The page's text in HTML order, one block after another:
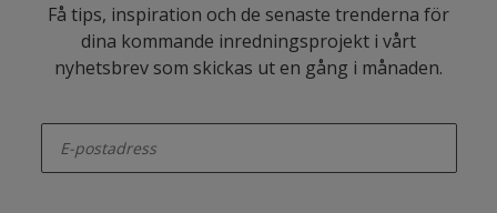
Få tips, inspiration och de senaste trenderna för
dina kommande inredningsprojekt i vårt
nyhetsbrev som skickas ut en gång i månaden.